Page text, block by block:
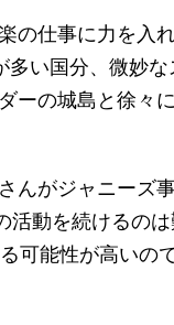
の仕事に力を入
多い国分、微妙
ーの城島と徐々
んがジャニーズ
活動を続けるのは
可能性が高いの